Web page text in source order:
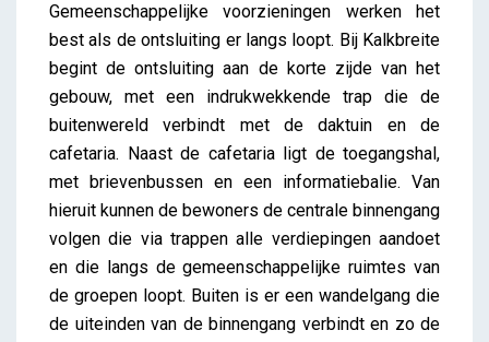
Gemeenschappelijke voorzieningen werken het
best als de ontsluiting er langs loopt. Bij Kalkbreite
begint de ontsluiting aan de korte zijde van het
gebouw, met een indrukwekkende trap die de
buitenwereld verbindt met de daktuin en de
cafetaria. Naast de cafetaria ligt de toegangshal,
met brievenbussen en een informatiebalie. Van
hieruit kunnen de bewoners de centrale binnengang
volgen die via trappen alle verdiepingen aandoet
en die langs de gemeenschappelijke ruimtes van
de groepen loopt. Buiten is er een wandelgang die
de uiteinden van de binnengang verbindt en zo de